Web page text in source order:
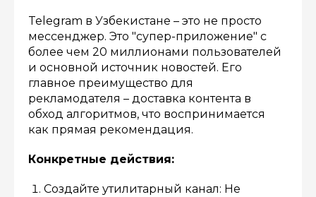
Telegram в Узбекистане – это не просто
мессенджер. Это "супер-приложение" с
более чем 20 миллионами пользователей
и основной источник новостей. Его
главное преимущество для
рекламодателя – доставка контента в
обход алгоритмов, что воспринимается
как прямая рекомендация.
Конкретные действия:
Создайте утилитарный канал: Не